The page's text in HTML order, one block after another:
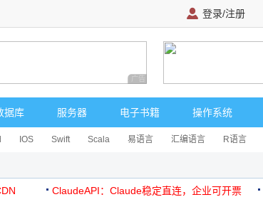
登录/注册
广告 商业广告，理性选择
据库 服务器 电子书籍 操作系统
IOS Swift Scala 易语言 汇编语言 R语言
ClaudeAPI：Claude稳定直连，企业可开票